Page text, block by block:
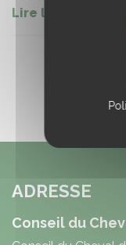
Lire la suite
ADRESSE
Conseil du